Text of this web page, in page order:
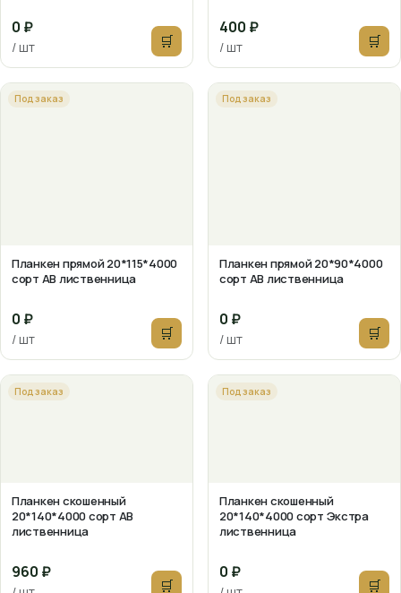
0 ₽
/ шт 🛒
400 ₽
/ шт 🛒
Под заказ
Планкен прямой 20*115*4000
сорт АВ лиственница
0 ₽
/ шт 🛒
Под заказ
Планкен прямой 20*90*4000
сорт АВ лиственница
0 ₽
/ шт 🛒
Под заказ
Планкен скошенный
20*140*4000 сорт АВ
лиственница
960 ₽
🛒
Под заказ
Планкен скошенный
20*140*4000 сорт Экстра
лиственница
0 ₽
🛒